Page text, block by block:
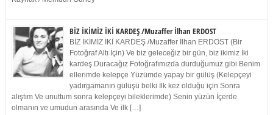
BİZ İKİMİZ İKİ KARDEŞ /Muzaffer İlhan ERDOST
BİZ İKİMİZ İKİ KARDEŞ /Muzaffer İlhan ERDOST (Bir
Fotoğraf Altı İçin) Ve biz geleceğiz bir gün, biz ikimiz İki
kardeş Duracağız Fotoğrafımızda durduğumuz gibi Benim
ellerimde kelepçe Yüzümde yapay bir gülüş (Kelepçeyi
yadırgamanın gülüşü belki İlk kez olduğu için Sonra
alıştım Ve unuttum sonra kelepçeyi bileklerimde) Senin yüzün İçerde
olmanın ve umudun arasında Ve ilk […]